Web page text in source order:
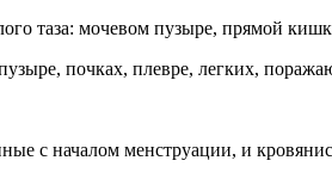
таза: мочевом пузыре, прямой
почках, плевре, легких,
с началом менструации, и